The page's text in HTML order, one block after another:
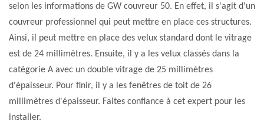
selon les informations de GW couvreur 50. En effet, il s'agit d'un
couvreur professionnel qui peut mettre en place ces structures.
Ainsi, il peut mettre en place des velux standard dont le vitrage
est de 24 millimètres. Ensuite, il y a les velux classés dans la
catégorie A avec un double vitrage de 25 millimètres
d'épaisseur. Pour finir, il y a les fenêtres de toit de 26
millimètres d'épaisseur. Faites confiance à cet expert pour les
installer.